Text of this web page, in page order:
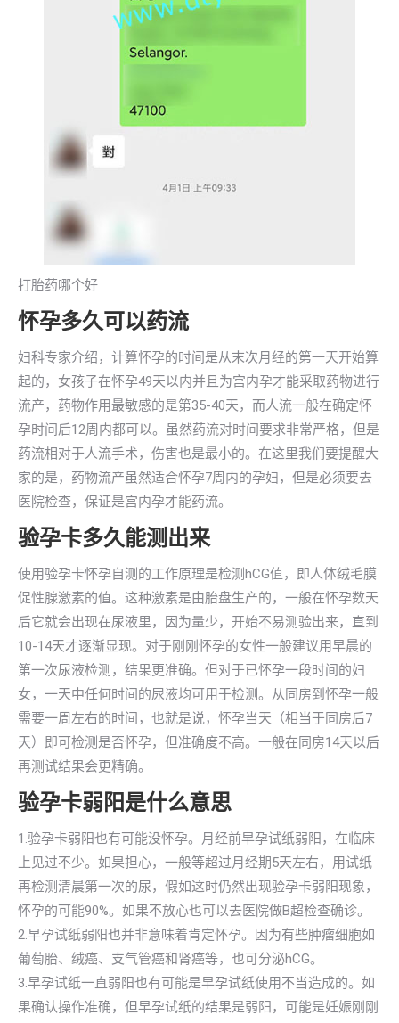
打胎药哪个好
怀孕多久可以药流
妇科专家介绍，计算怀孕的时间是从末次月经的第一天开始算
起的，女孩子在怀孕49天以内并且为宫内孕才能采取药物进行
流产，药物作用最敏感的是第35-40天，而人流一般在确定怀
孕时间后12周内都可以。虽然药流对时间要求非常严格，但是
药流相对于人流手术，伤害也是最小的。在这里我们要提醒大
家的是，药物流产虽然适合怀孕7周内的孕妇，但是必须要去
医院检查，保证是宫内孕才能药流。
验孕卡多久能测出来
使用验孕卡怀孕自测的工作原理是检测hCG值，即人体绒毛膜
促性腺激素的值。这种激素是由胎盘生产的，一般在怀孕数天
后它就会出现在尿液里，因为量少，开始不易测验出来，直到
10-14天才逐渐显现。对于刚刚怀孕的女性一般建议用早晨的
第一次尿液检测，结果更准确。但对于已怀孕一段时间的妇
女，一天中任何时间的尿液均可用于检测。从同房到怀孕一般
需要一周左右的时间，也就是说，怀孕当天（相当于同房后7
天）即可检测是否怀孕，但准确度不高。一般在同房14天以后
再测试结果会更精确。
验孕卡弱阳是什么意思
1.验孕卡弱阳也有可能没怀孕。月经前早孕试纸弱阳，在临床
上见过不少。如果担心，一般等超过月经期5天左右，用试纸
再检测清晨第一次的尿，假如这时仍然出现验孕卡弱阳现象，
怀孕的可能90%。如果不放心也可以去医院做B超检查确诊。
2.早孕试纸弱阳也并非意味着肯定怀孕。因为有些肿瘤细胞如
葡萄胎、绒癌、支气管癌和肾癌等，也可分泌hCG。
3.早孕试纸一直弱阳也有可能是早孕试纸使用不当造成的。如
果确认操作准确，但早孕试纸的结果是弱阳，可能是妊娠刚刚